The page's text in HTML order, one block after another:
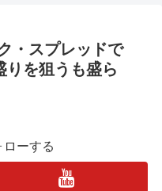
・スプレッドで
りを狙うも盛ら
ローする